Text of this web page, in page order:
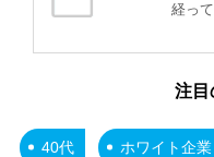
経っ
注目
40代 ホワイト企業